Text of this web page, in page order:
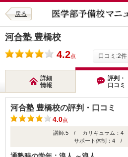
戻る
河合塾 豊橋校
4.2点 口コミ:2件
詳細
情報
評判・
口コミ
河合塾 豊橋校の評判・口コミ
4.0点
講師:5 / カリキュラム
サポート体制：4 /